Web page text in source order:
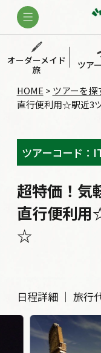
オーダーメイド
旅
ツア
HOME > ツアーを探
直行便利用☆駅近3
ツアーコード：
超特価！気
直行便利用
☆
日程詳細｜ 旅行